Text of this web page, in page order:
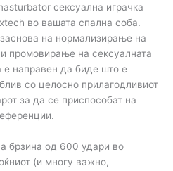
сексуална играчка
во вашата спална соба.
на нормализирање на
промовирање на сексуалната
е направен да биде што е
со целосно прилагодливиот
за да се приспособат на
брзина од 600 удари во
(и многу важно,